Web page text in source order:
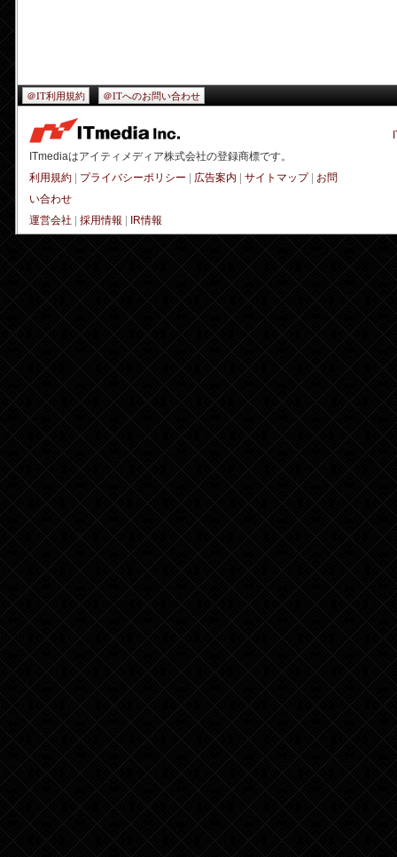
＠IT利用規約 ＠ITへのお問い合わせ
ITmediaはアイティメディア株式会社の登録商標です。
利用規約
プライバシーポリシー 広告案内 サイトマップ| お問
い合わせ
運営会社
採用情報 IR情報